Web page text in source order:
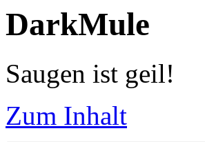
DarkMule
Saugen ist geil!
Zum Inhalt